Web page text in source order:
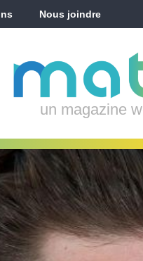
Nous joindre
un magazine